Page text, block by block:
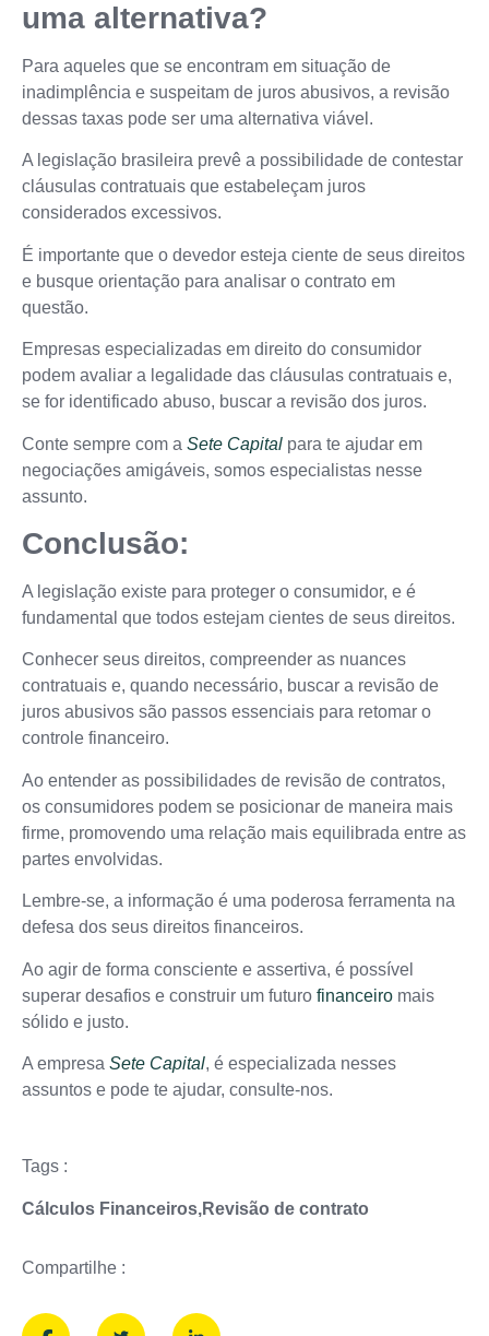
uma alternativa?
Para aqueles que se encontram em situação de
inadimplência e suspeitam de juros abusivos, a revisão
dessas taxas pode ser uma alternativa viável.
A legislação brasileira prevê a possibilidade de contestar
cláusulas contratuais que estabeleçam juros
considerados excessivos.
É importante que o devedor esteja ciente de seus direitos
e busque orientação para analisar o contrato em
questão.
Empresas especializadas em direito do consumidor
podem avaliar a legalidade das cláusulas contratuais e,
se for identificado abuso, buscar a revisão dos juros.
Conte sempre com a Sete Capital para te ajudar em
negociações amigáveis, somos especialistas nesse
assunto.
Conclusão:
A legislação existe para proteger o consumidor, e é
fundamental que todos estejam cientes de seus direitos.
Conhecer seus direitos, compreender as nuances
contratuais e, quando necessário, buscar a revisão de
juros abusivos são passos essenciais para retomar o
controle financeiro.
Ao entender as possibilidades de revisão de contratos,
os consumidores podem se posicionar de maneira mais
firme, promovendo uma relação mais equilibrada entre as
partes envolvidas.
Lembre-se, a informação é uma poderosa ferramenta na
defesa dos seus direitos financeiros.
Ao agir de forma consciente e assertiva, é possível
superar desafios e construir um futuro financeiro mais
sólido e justo.
A empresa Sete Capital, é especializada nesses
assuntos e pode te ajudar, consulte-nos.
Tags :
Cálculos Financeiros,Revisão de contrato
Compartilhe :